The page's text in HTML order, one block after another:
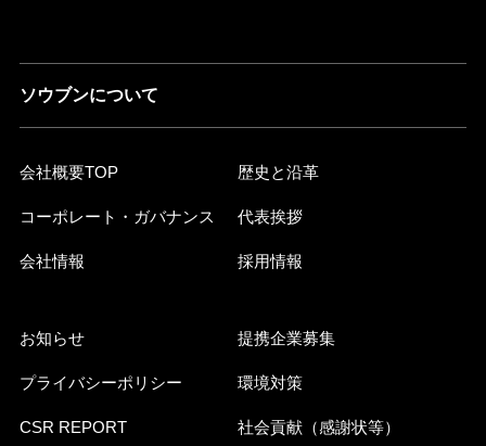
ソウブンについて
会社概要TOP 歴史と沿革
コーポレート・ガバナンス 代表挨拶
会社情報 採用情報
お知らせ 提携企業募集
プライバシーポリシー 環境対策
CSR REPORT 社会貢献（感謝状等）